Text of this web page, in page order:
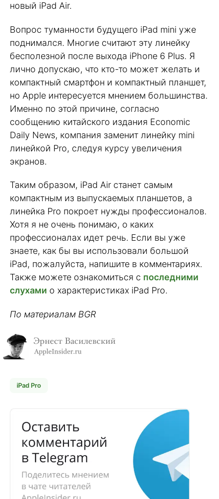
новый iPad Air.
Вопрос туманности будущего iPad mini уже
поднимался. Многие считают эту линейку
бесполезной после выхода iPhone 6 Plus. Я
лично допускаю, что кто-то может желать и
компактный смартфон и компактный планшет,
но Apple интересуется мнением большинства.
Именно по этой причине, согласно
сообщению китайского издания Economic
Daily News, компания заменит линейку mini
линейкой Pro, следуя курсу увеличения
экранов.
Таким образом, iPad Air станет самым
компактным из выпускаемых планшетов, а
линейка Pro покроет нужды профессионалов.
Хотя я не очень понимаю, о каких
профессионалах идет речь. Если вы уже
знаете, как бы вы использовали большой
iPad, пожалуйста, напишите в комментариях.
Также можете ознакомиться с последними
слухами о характеристиках iPad Pro.
По материалам BGR
iPad Pro